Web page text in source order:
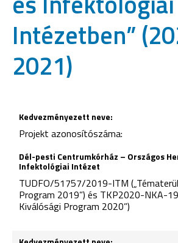
Intézetben”
2021)
Projekt azonosítószáma:
TUDFO/51757/2019-ITM
Program 2019”) és TKP2020-NKA-
Kiválósági Program 2020”)